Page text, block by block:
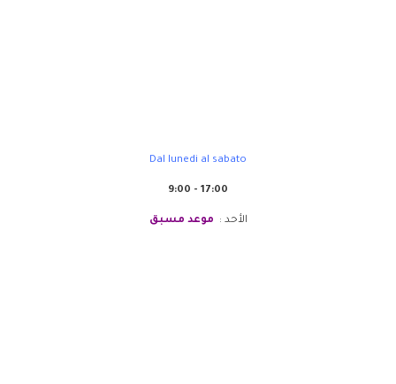
Dal lunedi al sabato
9:00 - 17:00
الأحد : موعد مسبق